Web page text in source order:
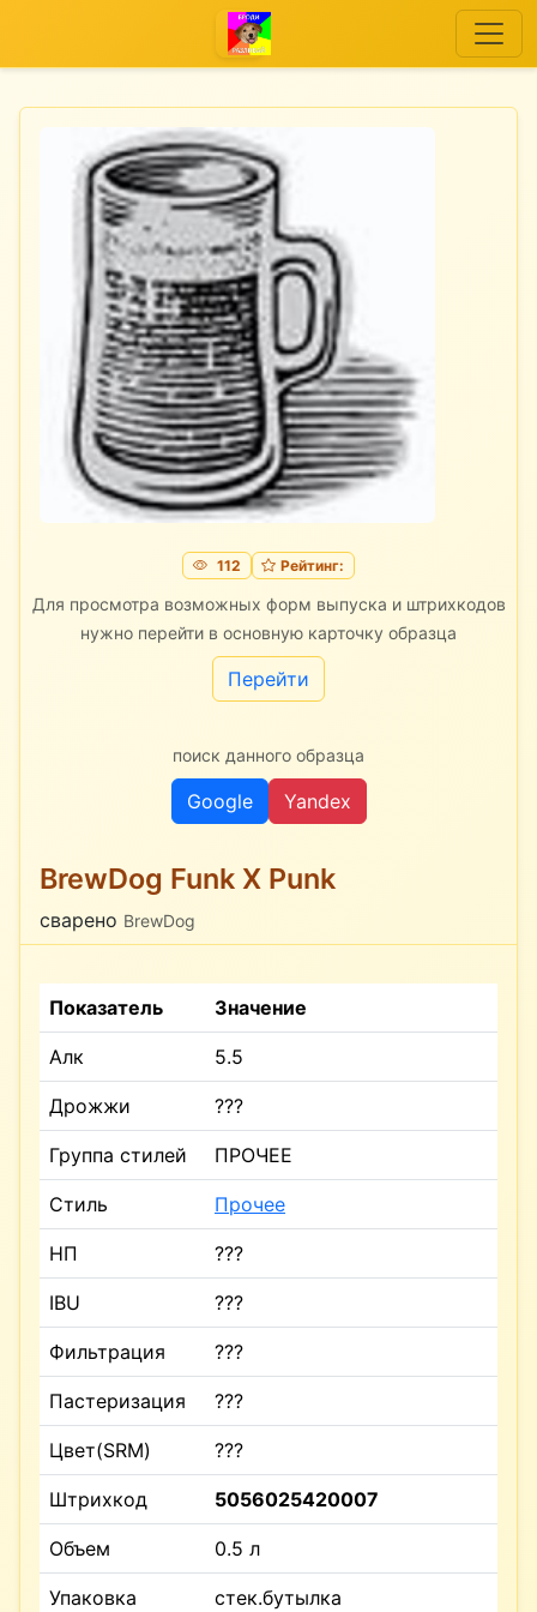
112 Рейтинг:
Для просмотра возможных форм выпуска и штрихкодов
нужно перейти в основную карточку образца
Перейти
поиск данного образца
Google Yandex
BrewDog Funk X Punk
сварено BrewDog
Показатель Значение
Алк 5.5
Дрожжи ???
Группа стилей ПРОЧЕЕ
Стиль Прочее
НП ???
IBU ???
Фильтрация ???
Пастеризация ???
Цвет(SRM) ???
Штрихкод 5056025420007
Объем 0.5 л
Упаковка стек.бутылка